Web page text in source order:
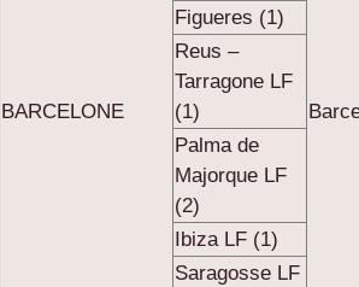
BARCELONE
Figueres (1)
Reus –
Tarragone LF
(1)
Palma de
Majorque LF
(2)
Ibiza LF (1)
Saragosse LF